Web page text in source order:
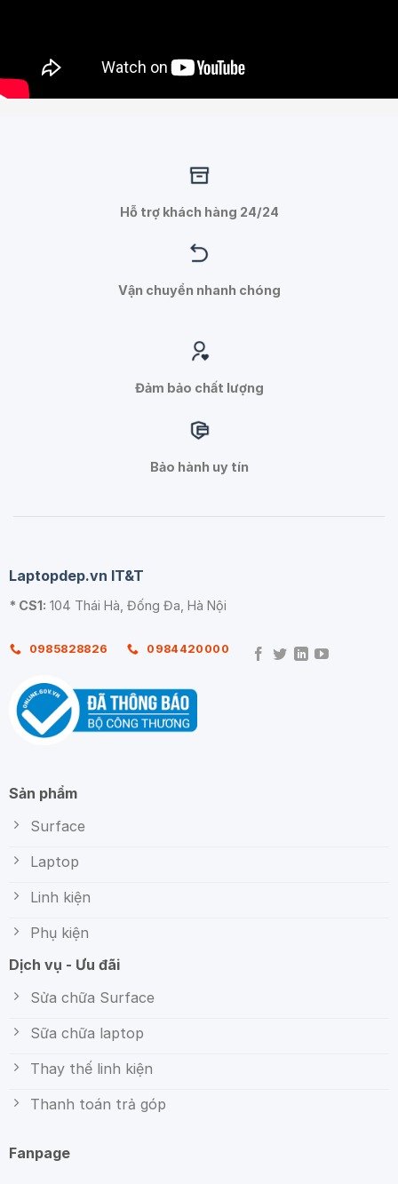
Hỗ trợ khách hàng 24/24
Vận chuyển nhanh chóng
Đảm bảo chất lượng
Bảo hành uy tín
Laptopdep.vn IT&T
* CS1: 104 Thái Hà, Đống Đa, Hà Nội
0985828826 0984420000
Sản phẩm
Surface
Laptop
Linh kiện
Phụ kiện
Dịch vụ - Ưu đãi
Sửa chữa Surface
Sữa chữa laptop
Thay thế linh kiện
Thanh toán trả góp
Fanpage